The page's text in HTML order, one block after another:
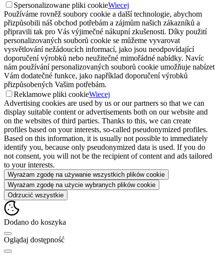
Spersonalizowane pliki cookieWiecej
Používáme rovněž soubory cookie a další technologie, abychom
přizpůsobili náš obchod potřebám a zájmům našich zákazníků a
připravili tak pro Vás výjimečné nákupní zkušenosti. Díky použití
personalizovaných souborů cookie se můžeme vyvarovat
vysvětlování nežádoucích informací, jako jsou neodpovídající
doporučení výrobků nebo neužitečné mimořádné nabídky. Navíc
nám používání personalizovaných souborů cookie umožňuje nabízet
Vám dodatečné funkce, jako například doporučení výrobků
přizpůsobených Vašim potřebám.
Reklamowe pliki cookieWiecej
Advertising cookies are used by us or our partners so that we can
display suitable content or advertisements both on our website and
on the websites of third parties. Thanks to this, we can create
profiles based on your interests, so-called pseudonymized profiles.
Based on this information, it is usually not possible to immediately
identify you, because only pseudonymized data is used. If you do
not consent, you will not be the recipient of content and ads tailored
to your interests.
Wyrażam zgodę na używanie wszystkich plików cookie
Wyrażam zgodę na użycie wybranych plików cookie
Odrzucić wszystkie
Dodano do koszyka
Oglądaj dostępność